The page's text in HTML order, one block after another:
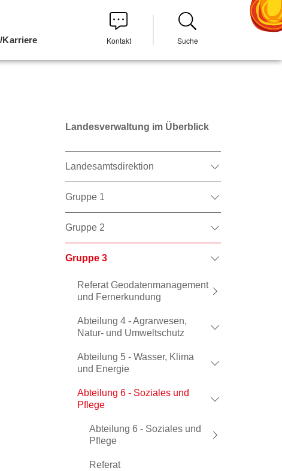
Karriere Kontakt Suche
Landesverwaltung im Überblick
Landesamtsdirektion
Gruppe 1
Gruppe 2
Gruppe 3
Referat Geodatenmanagement
und Fernerkundung
Abteilung 4 - Agrarwesen,
Natur- und Umweltschutz
Abteilung 5 - Wasser, Klima
und Energie
Abteilung 6 - Soziales und
Pflege
Abteilung 6 - Soziales und
Pflege
Referat